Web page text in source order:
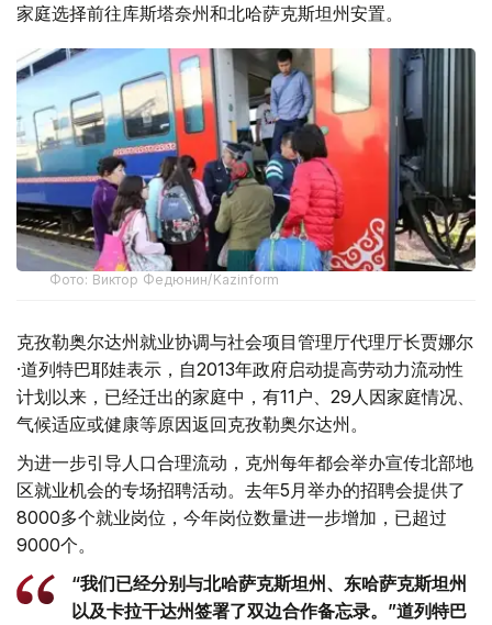
家庭选择前往库斯塔奈州和北哈萨克斯坦州安置。
Фото: Виктор Федюнин/Kazinform
克孜勒奥尔达州就业协调与社会项目管理厅代理厅长贾娜尔
·道列特巴耶娃表示，自2013年政府启动提高劳动力流动性
计划以来，已经迁出的家庭中，有11户、29人因家庭情况、
气候适应或健康等原因返回克孜勒奥尔达州。
为进一步引导人口合理流动，克州每年都会举办宣传北部地
区就业机会的专场招聘活动。去年5月举办的招聘会提供了
8000多个就业岗位，今年岗位数量进一步增加，已超过
9000个。
“我们已经分别与北哈萨克斯坦州、东哈萨克斯坦州
以及卡拉干达州签署了双边合作备忘录。”道列特巴